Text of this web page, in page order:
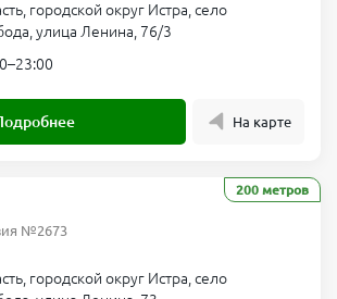
городской округ Истра, село
улица Ленина, 76/3
На карте
200 метров
№2673
городской округ Истра, село